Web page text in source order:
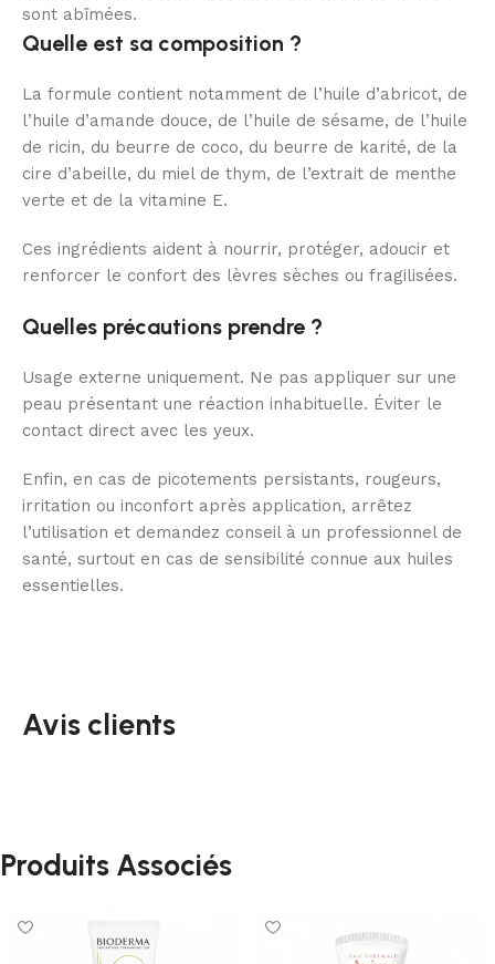
sont abîmées.
Quelle est sa composition ?
La formule contient notamment de l’huile d’abricot, de
l’huile d’amande douce, de l’huile de sésame, de l’huile
de ricin, du beurre de coco, du beurre de karité, de la
cire d’abeille, du miel de thym, de l’extrait de menthe
verte et de la vitamine E.
Ces ingrédients aident à nourrir, protéger, adoucir et
renforcer le confort des lèvres sèches ou fragilisées.
Quelles précautions prendre ?
Usage externe uniquement. Ne pas appliquer sur une
peau présentant une réaction inhabituelle. Éviter le
contact direct avec les yeux.
Enfin, en cas de picotements persistants, rougeurs,
irritation ou inconfort après application, arrêtez
l’utilisation et demandez conseil à un professionnel de
santé, surtout en cas de sensibilité connue aux huiles
essentielles.
Avis clients
Produits Associés